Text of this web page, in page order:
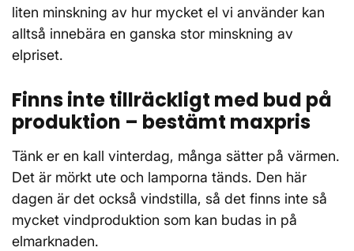
liten minskning av hur mycket el vi använder kan
alltså innebära en ganska stor minskning av
elpriset.
Finns inte tillräckligt med bud på
produktion – bestämt maxpris
Tänk er en kall vinterdag, många sätter på värmen.
Det är mörkt ute och lamporna tänds. Den här
dagen är det också vindstilla, så det finns inte så
mycket vindproduktion som kan budas in på
elmarknaden.